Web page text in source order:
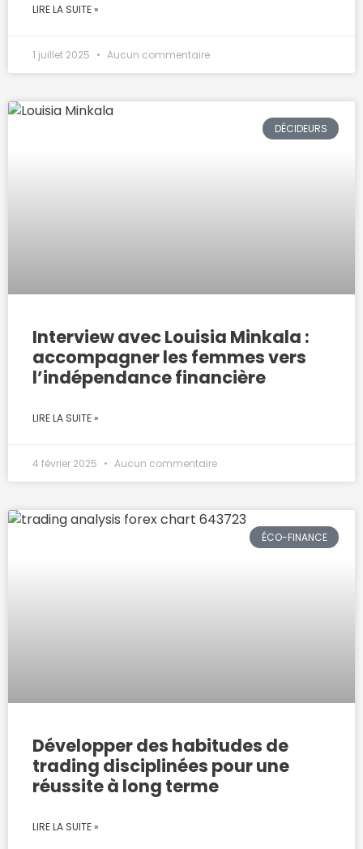
LIRE LA SUITE »
1 juillet 2025 Aucun commentaire
DÉCIDEURS
Interview avec Louisia Minkala :
accompagner les femmes vers
l’indépendance financière
LIRE LA SUITE »
4 février 2025 Aucun commentaire
ÉCO-FINANCE
Développer des habitudes de
trading disciplinées pour une
réussite à long terme
LIRE LA SUITE »